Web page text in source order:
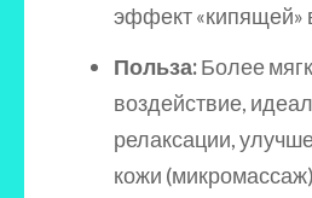
эффект «кипящей»
Польза:Более
воздействие,
релаксации,
кожи